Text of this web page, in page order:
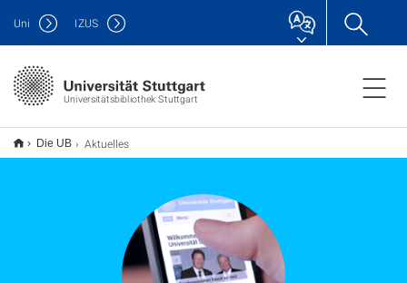
Universitätsbibliothek Stuttgart
Uni IZUS
Die UB Aktuelles